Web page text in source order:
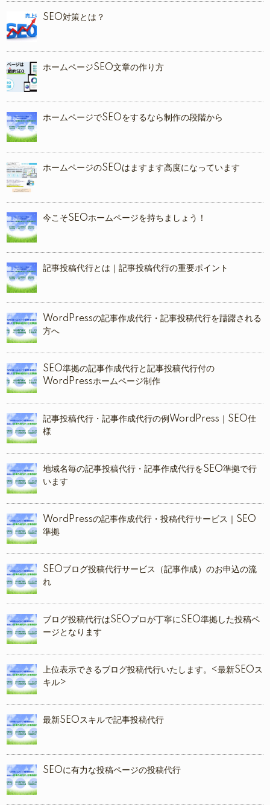
SEO対策とは？
ホームページSEO文章の作り方
ホームページでSEOをするなら制作の段階から
ホームページのSEOはますます高度になっています
今こそSEOホームページを持ちましょう！
記事投稿代行とは｜記事投稿代行の重要ポイント
WordPressの記事作成代行・記事投稿代行を躊躇される
方へ
SEO準拠の記事作成代行と記事投稿代行付の
WordPressホームページ制作
記事投稿代行・記事作成代行の例WordPress｜SEO仕
様
地域名毎の記事投稿代行・記事作成代行をSEO準拠で行
います
WordPressの記事作成代行・投稿代行サービス｜SEO
準拠
SEOブログ投稿代行サービス（記事作成）のお申込の流
れ
ブログ投稿代行はSEOプロが丁寧にSEO準拠した投稿ペ
ージとなります
上位表示できるブログ投稿代行いたします。<最新SEOス
キル>
最新SEOスキルで記事投稿代行
SEOに有力な投稿ページの投稿代行